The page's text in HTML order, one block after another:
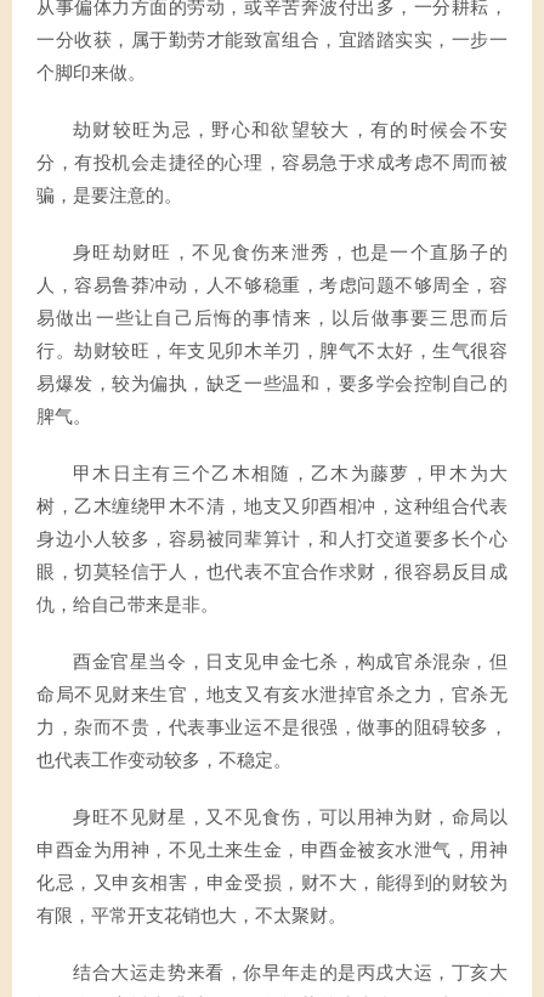
从事偏体力方面的劳动，或辛苦奔波付出多，一分耕耘，
一分收获，属于勤劳才能致富组合，宜踏踏实实，一步一
个脚印来做。
劫财较旺为忌，野心和欲望较大，有的时候会不安
分，有投机会走捷径的心理，容易急于求成考虑不周而被
骗，是要注意的。
身旺劫财旺，不见食伤来泄秀，也是一个直肠子的
人，容易鲁莽冲动，人不够稳重，考虑问题不够周全，容
易做出一些让自己后悔的事情来，以后做事要三思而后
行。劫财较旺，年支见卯木羊刃，脾气不太好，生气很容
易爆发，较为偏执，缺乏一些温和，要多学会控制自己的
脾气。
甲木日主有三个乙木相随，乙木为藤萝，甲木为大
树，乙木缠绕甲木不清，地支又卯酉相冲，这种组合代表
身边小人较多，容易被同辈算计，和人打交道要多长个心
眼，切莫轻信于人，也代表不宜合作求财，很容易反目成
仇，给自己带来是非。
酉金官星当令，日支见申金七杀，构成官杀混杂，但
命局不见财来生官，地支又有亥水泄掉官杀之力，官杀无
力，杂而不贵，代表事业运不是很强，做事的阻碍较多，
也代表工作变动较多，不稳定。
身旺不见财星，又不见食伤，可以用神为财，命局以
申酉金为用神，不见土来生金，申酉金被亥水泄气，用神
化忌，又申亥相害，申金受损，财不大，能得到的财较为
有限，平常开支花销也大，不太聚财。
结合大运走势来看，你早年走的是丙戌大运，丁亥大